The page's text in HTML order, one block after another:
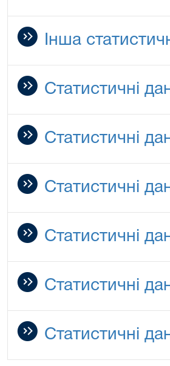
Інша
Статистичні
Статистичні
Статистичні
Статистичні
Статистичні
Статистичні